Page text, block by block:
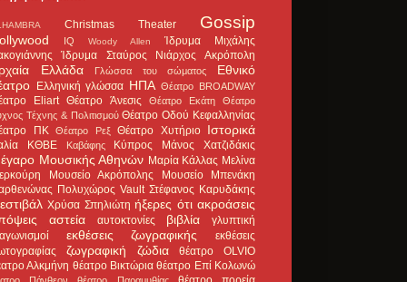
Christmas Theater Gossip
IQ Woody Allen
Ίδρυμα Μιχάλης
Ίδρυμα Σταύρος Νιάρχος Ακρόπολη
Ελλάδα Γλώσσα του σώματος
Εθνικό
Ελληνική γλώσσα ΗΠΑ Θέατρο BROADWAY
Eliart Θέατρο Άνεσις Θέατρο Εκάτη
Θέατρο
Τέχνης & Πολιτισμού Θέατρο Οδού Κεφαλληνίας
ΠΚ
Θέατρο Ρεξ Θέατρο Χυτήριο Ιστορικά
ΚΘΒΕ Καβάφης Κύπρος Μάνος Χατζιδάκις
Μουσικής Αθηνών Μαρία Κάλλας Μελίνα
Μουσείο Ακρόπολης
Μουσείο Μπενάκη
Πολυχώρος Vault Στέφανος Καρυδάκης
Χρύσα Σπηλιώτη ήξερες ότι ακροάσεις
αστεία αυτοκτονίες βιβλία
γλυπτική
εκθέσεις ζωγραφικής
εκθέσεις
ζωγραφική ζώδια
θέατρο OLVIO
Αλκμήνη θέατρο Βικτώρια θέατρο Επί Κολωνώ
Πάνθεον θέατρο Παραμυθίας